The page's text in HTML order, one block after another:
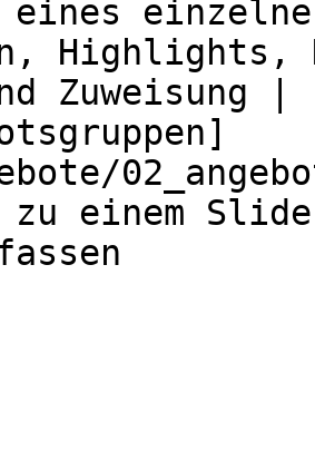
eines
Highlights,
Zuweisung |
zu einem